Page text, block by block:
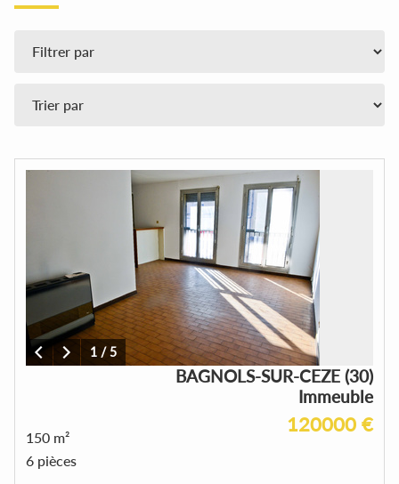
1 /5
BAGNOLS-SUR-CEZE (30)
Immeuble
120000 €
150 m²
6 pièces